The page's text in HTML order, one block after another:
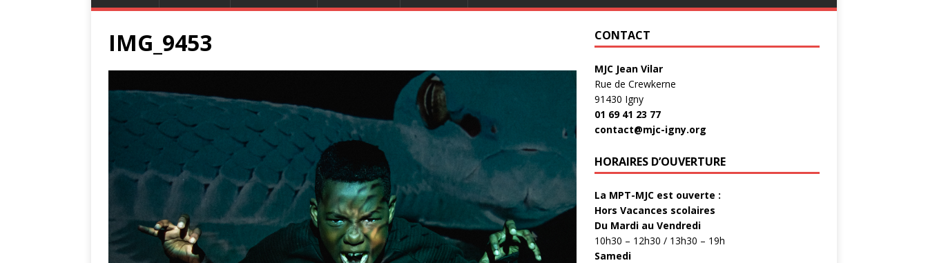
IMG_9453 CONTACT
MJC Jean Vilar
Rue de Crewkerne
91430 Igny
01 69 41 23 77
contact@mjc-igny.org
HORAIRES D’OUVERTURE
La MPT-MJC est ouverte :
Hors Vacances scolaires
Du Mardi au Vendredi
10h30 – 12h30 / 13h30 – 19h
Samedi